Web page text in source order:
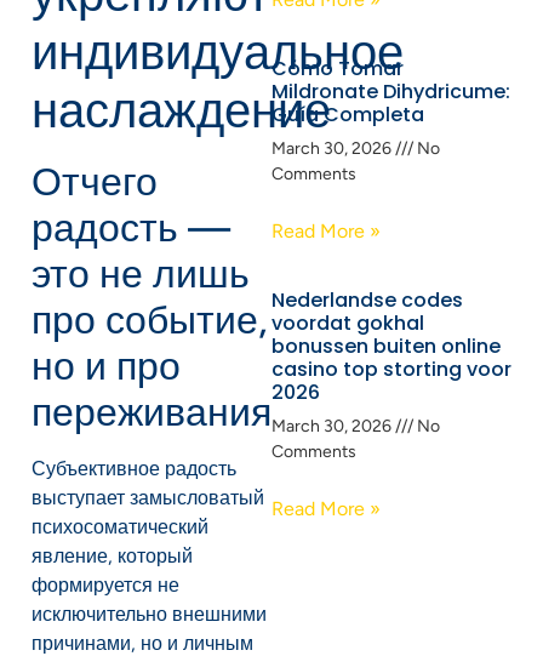
индивидуальное
наслаждение
Отчего
радость —
это не лишь
про событие,
но и про
переживания
Субъективное радость
выступает замысловатый
психосоматический
явление, который
формируется не
исключительно внешними
причинами, но и личным
Cómo Tomar
Mildronate Dihydricume:
Guía Completa
March 30, 2026
No
Comments
Read More »
Nederlandse codes
voordat gokhal
bonussen buiten online
casino top storting voor
2026
March 30, 2026
No
Comments
Read More »